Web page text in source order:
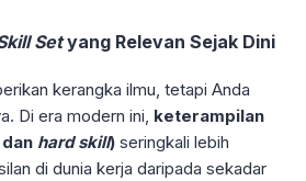
Setyang Relevan Sejak Dini
kerangka ilmu, tetapi Anda
Di era modern ini, keterampilan
hard skill) seringkali lebih
di dunia kerja daripada sekadar